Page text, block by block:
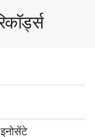
इनोसेंटे
offers